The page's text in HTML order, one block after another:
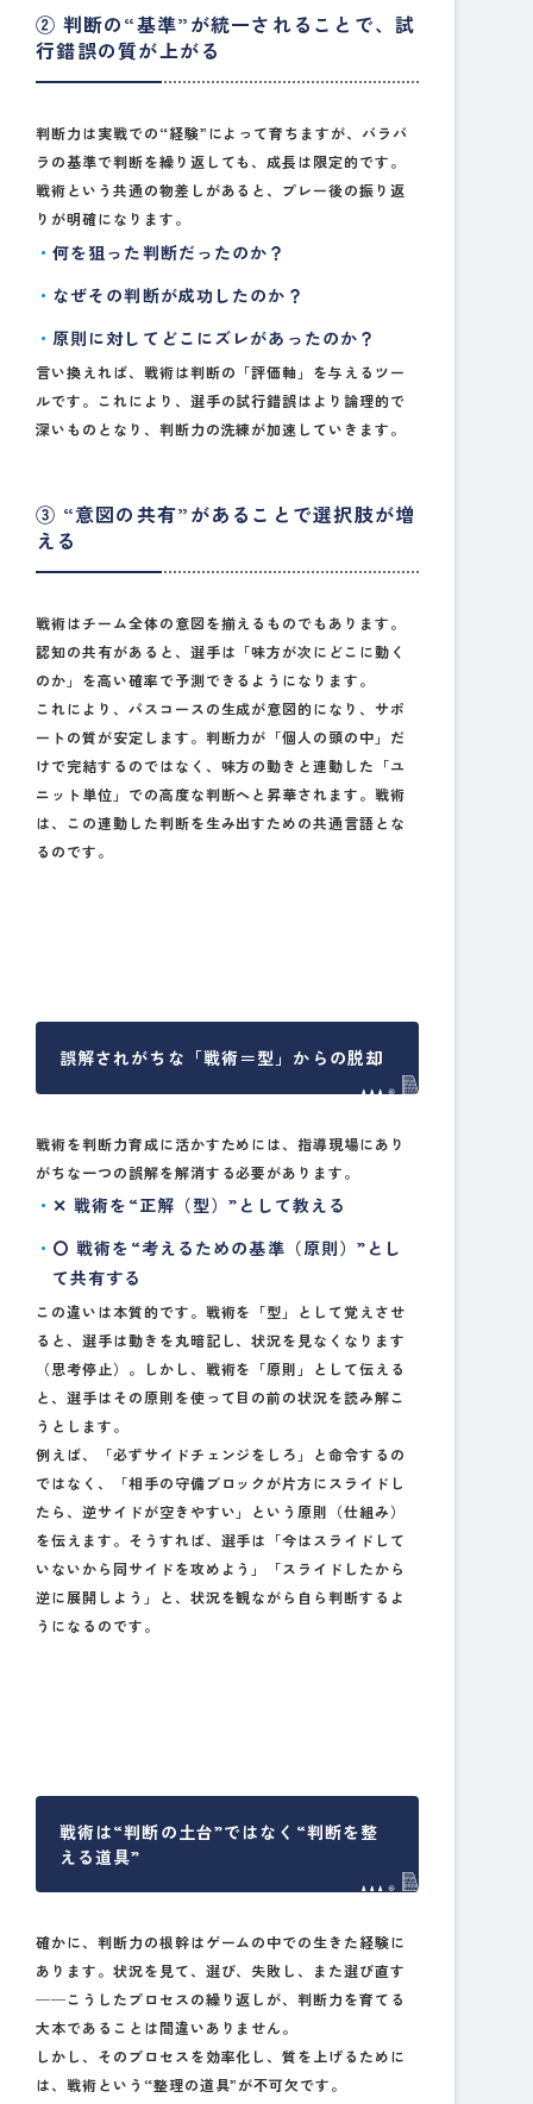
② 判断の“基準”が統一されることで、試
行錯誤の質が上がる
判断力は実戦での“経験”によって育ちますが、バラバ
ラの基準で判断を繰り返しても、成長は限定的です。
戦術という共通の物差しがあると、プレー後の振り返
りが明確になります。
何を狙った判断だったのか？
なぜその判断が成功したのか？
原則に対してどこにズレがあったのか？
言い換えれば、戦術は判断の「評価軸」を与えるツー
ルです。これにより、選手の試行錯誤はより論理的で
深いものとなり、判断力の洗練が加速していきます。
③ “意図の共有”があることで選択肢が増
える
戦術はチーム全体の意図を揃えるものでもあります。
認知の共有があると、選手は「味方が次にどこに動く
のか」を高い確率で予測できるようになります。
これにより、パスコースの生成が意図的になり、サポ
ートの質が安定します。判断力が「個人の頭の中」だ
けで完結するのではなく、味方の動きと連動した「ユ
ニット単位」での高度な判断へと昇華されます。戦術
は、この連動した判断を生み出すための共通言語とな
るのです。
誤解されがちな「戦術＝型」からの脱却
戦術を判断力育成に活かすためには、指導現場にあり
がちな一つの誤解を解消する必要があります。
✕ 戦術を“正解（型）”として教える
〇 戦術を“考えるための基準（原則）”とし
て共有する
この違いは本質的です。戦術を「型」として覚えさせ
ると、選手は動きを丸暗記し、状況を見なくなります
（思考停止）。しかし、戦術を「原則」として伝える
と、選手はその原則を使って目の前の状況を読み解こ
うとします。
例えば、「必ずサイドチェンジをしろ」と命令するの
ではなく、「相手の守備ブロックが片方にスライドし
たら、逆サイドが空きやすい」という原則（仕組み）
を伝えます。そうすれば、選手は「今はスライドして
いないから同サイドを攻めよう」「スライドしたから
逆に展開しよう」と、状況を観ながら自ら判断するよ
うになるのです。
戦術は“判断の土台”ではなく“判断を整
える道具”
確かに、判断力の根幹はゲームの中での生きた経験に
あります。状況を見て、選び、失敗し、また選び直す
──こうしたプロセスの繰り返しが、判断力を育てる
大本であることは間違いありません。
しかし、そのプロセスを効率化し、質を上げるために
は、戦術という“整理の道具”が不可欠です。